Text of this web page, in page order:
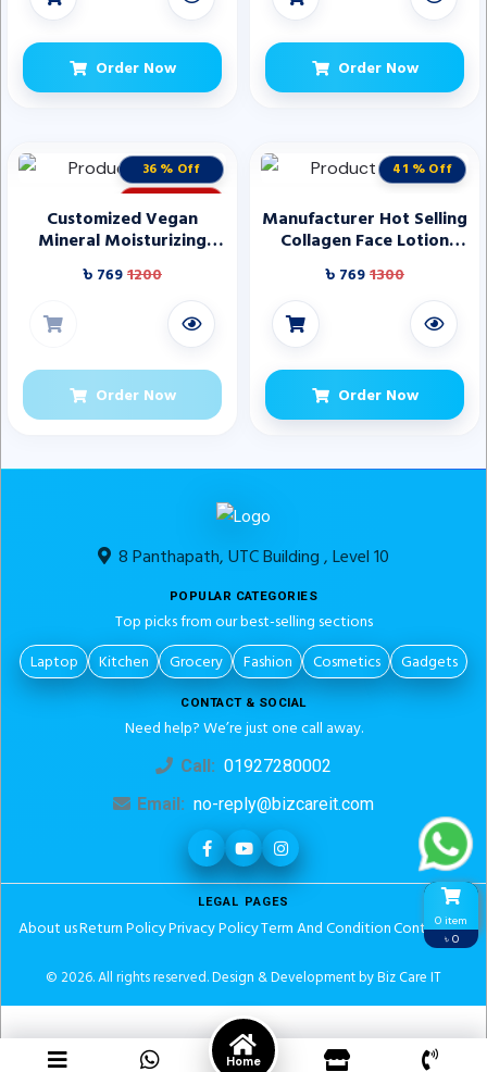
0 item
৳ 0
Order Now Order Now
36 % Off
STOCK OUT
Customized Vegan
Mineral Moisturizing
Waterproof Long-lasting
Matte Lipstick OEM ODM
Private Brand
৳ 7691200
Order Now
41 % Off
Manufacturer Hot Selling
Collagen Face Lotion
Hydrating Refreshing
Moisturizing Essence
Lotion for Face Care
Cosmetic Products
৳ 7691300
Order Now
8 Panthapath, UTC Building , Level 10
POPULAR CATEGORIES
Top picks from our best-selling sections
Laptop
Kitchen Grocery Fashion Cosmetics Gadgets
CONTACT & SOCIAL
Need help? We’re just one call away.
Call: 01927280002
Email: no-reply@bizcareit.com
LEGAL PAGES
About usReturn PolicyPrivacy PolicyTerm And ConditionContact Us
© 2026. All rights reserved.Design & Development by Biz Care IT
Home